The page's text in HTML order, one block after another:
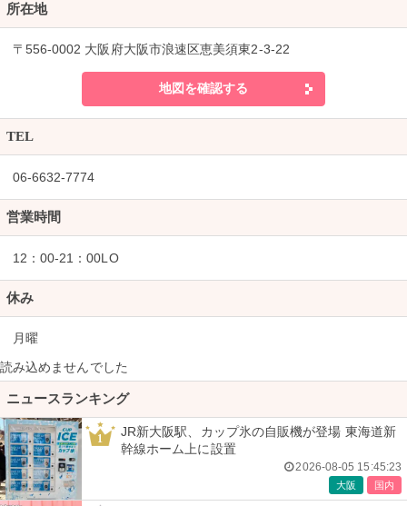
所在地
〒556-0002 大阪府大阪市浪速区恵美須東2-3-22
地図を確認する
TEL
06-6632-7774
営業時間
12：00-21：00LO
休み
月曜
読み込めませんでした
ニュースランキング
1
JR新大阪駅、カップ氷の自販機が登場 東海道新
幹線ホーム上に設置
2026-08-05 15:45:23
大阪 国内